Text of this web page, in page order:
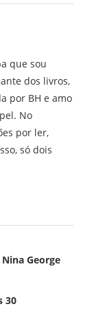
que sou
dos livros,
por BH e amo
No
por ler,
só dois
George
30